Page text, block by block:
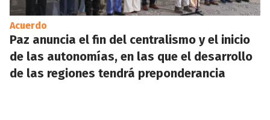
Acuerdo
Paz anuncia el fin del centralismo y el inicio
de las autonomías, en las que el desarrollo
de las regiones tendrá preponderancia